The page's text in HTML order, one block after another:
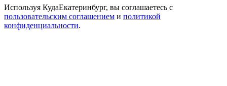
Используя КудаЕкатеринбург, вы соглашаетесь с
пользовательским соглашением и политикой
конфиденциальности.